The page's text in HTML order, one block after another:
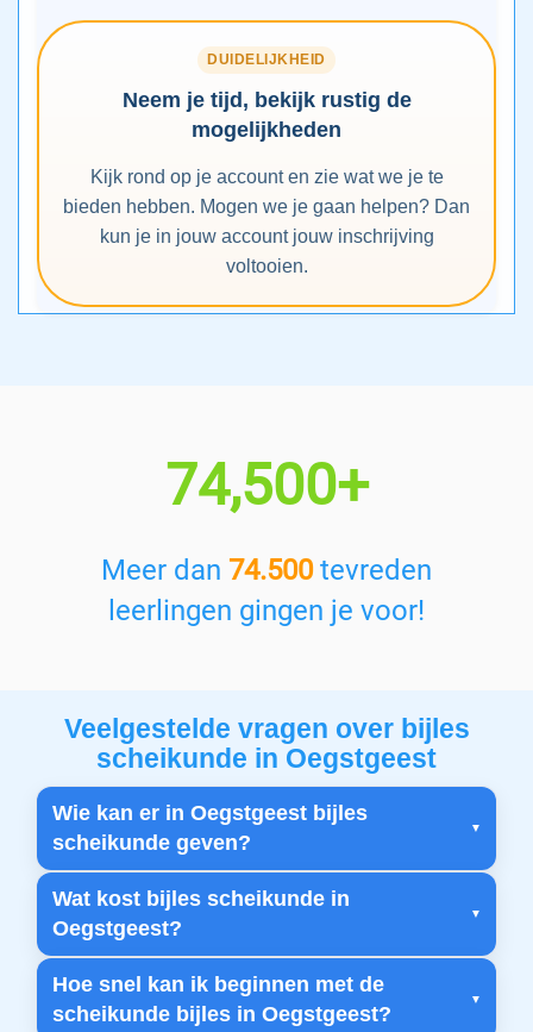
DUIDELIJKHEID
Neem je tijd, bekijk rustig de
mogelijkheden
Kijk rond op je account en zie wat we je te
bieden hebben. Mogen we je gaan helpen? Dan
kun je in jouw account jouw inschrijving
voltooien.
74,500+
Meer dan 74.500tevreden
leerlingen gingen je voor!
Veelgestelde vragen over bijles
scheikunde in Oegstgeest
Wie kan er in Oegstgeest bijles
scheikunde geven?
Wat kost bijles scheikunde in
Oegstgeest?
Hoe snel kan ik beginnen met de
scheikunde bijles in Oegstgeest?